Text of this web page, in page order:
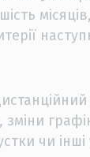
чи